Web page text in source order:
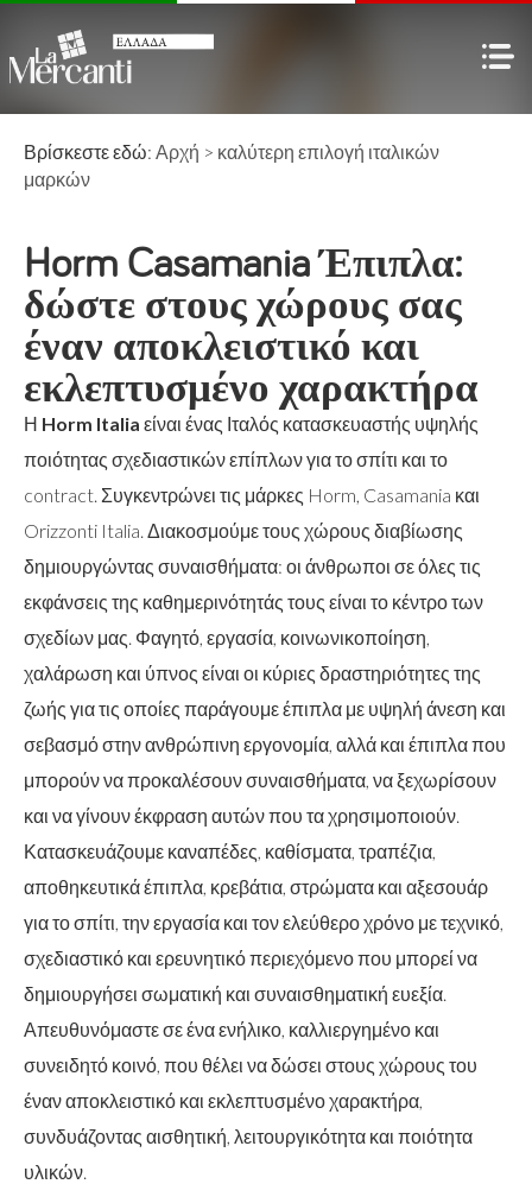
Βρίσκεστε εδώ: Αρχή > καλύτερη επιλογή ιταλικών
μαρκών
Horm Casamania Έπιπλα:
δώστε στους χώρους σας
έναν αποκλειστικό και
εκλεπτυσμένο χαρακτήρα
Η Horm Italia είναι ένας Ιταλός κατασκευαστής υψηλής
ποιότητας σχεδιαστικών επίπλων για το σπίτι και το
contract. Συγκεντρώνει τις μάρκες Horm, Casamania και
Orizzonti Italia. Διακοσμούμε τους χώρους διαβίωσης
δημιουργώντας συναισθήματα: οι άνθρωποι σε όλες τις
εκφάνσεις της καθημερινότητάς τους είναι το κέντρο των
σχεδίων μας. Φαγητό, εργασία, κοινωνικοποίηση,
χαλάρωση και ύπνος είναι οι κύριες δραστηριότητες της
ζωής για τις οποίες παράγουμε έπιπλα με υψηλή άνεση και
σεβασμό στην ανθρώπινη εργονομία, αλλά και έπιπλα που
μπορούν να προκαλέσουν συναισθήματα, να ξεχωρίσουν
και να γίνουν έκφραση αυτών που τα χρησιμοποιούν.
Κατασκευάζουμε καναπέδες, καθίσματα, τραπέζια,
αποθηκευτικά έπιπλα, κρεβάτια, στρώματα και αξεσουάρ
για το σπίτι, την εργασία και τον ελεύθερο χρόνο με τεχνικό,
σχεδιαστικό και ερευνητικό περιεχόμενο που μπορεί να
δημιουργήσει σωματική και συναισθηματική ευεξία.
Απευθυνόμαστε σε ένα ενήλικο, καλλιεργημένο και
συνειδητό κοινό, που θέλει να δώσει στους χώρους του
έναν αποκλειστικό και εκλεπτυσμένο χαρακτήρα,
συνδυάζοντας αισθητική, λειτουργικότητα και ποιότητα
υλικών.